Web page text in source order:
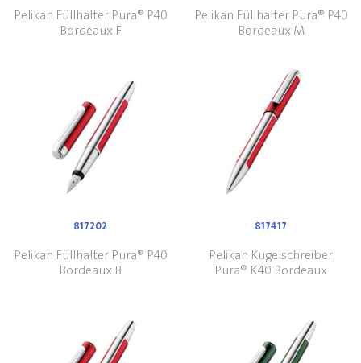
Pelikan Füllhalter Pura® P40
Bordeaux F
Pelikan Füllhalter Pura® P40
Bordeaux M
817202
Pelikan Füllhalter Pura® P40
Bordeaux B
817417
Pelikan Kugelschreiber
Pura® K40 Bordeaux